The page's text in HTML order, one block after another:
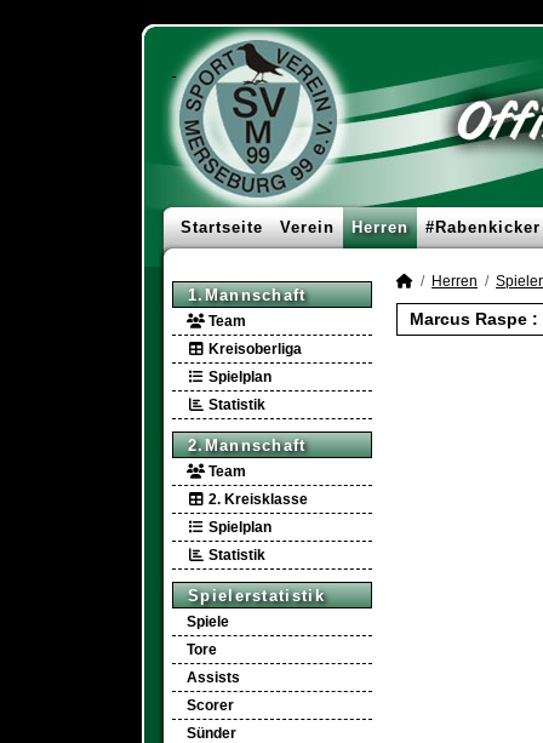
Startseite Verein Herren #Rabenkicker
1.Mannschaft
Team
Kreisoberliga
Spielplan
Statistik
2.Mannschaft
Team
2. Kreisklasse
Spielplan
Statistik
Spielerstatistik
Spiele
Tore
Assists
Scorer
Sünder
Herren
Marcus Raspe